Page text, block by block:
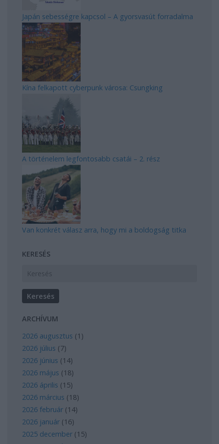
Japán sebességre kapcsol – A gyorsvasút forradalma
Kína felkapott cyberpunk városa: Csungking
A történelem legfontosabb csatái – 2. rész
Van konkrét válasz arra, hogy mi a boldogság titka
KERESÉS
ARCHÍVUM
2026 augusztus (1 )
2026 július (7)
2026 június (14)
2026 május (18)
2026 április (15)
2026 március (18)
2026 február (14)
2026 január (16)
2025 december (15)